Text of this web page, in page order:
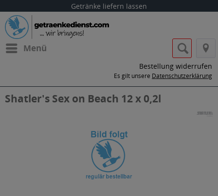
Getränke liefern lassen
Menü
Bestellung widerrufen
Es gilt unsere Datenschutzerklärung
Shatler's Sex on Beach 12 x 0,2l